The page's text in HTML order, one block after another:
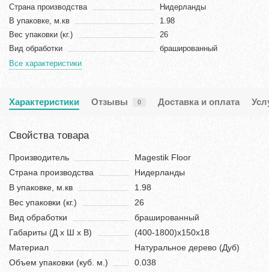
Страна производства
Нидерланды
В упаковке, м.кв
1.98
Вес упаковки (кг.)
26
Вид обработки
брашированный
Все характеристики
Характеристики Отзывы 0 Доставка и оплата
Свойства товара
Производитель
Magestik Floor
Страна производства
Нидерланды
В упаковке, м.кв
1.98
Вес упаковки (кг.)
26
Вид обработки
брашированный
Габариты (Д х Ш х В)
(400-1800)х150х18
Материал
Натуральное дерево (Дуб)
Объем упаковки (куб. м.)
0.038